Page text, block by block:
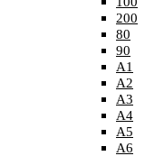
200
80
90
A1
A2
A3
A4
A5
A6